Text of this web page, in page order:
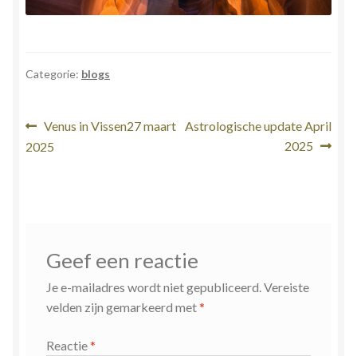
Categorie: blogs
Bericht
navigatie
Vorig
bericht:
Venus in Vissen27 maart
2025
Volgend
Astrologische update April
2025
Geef een reactie
Je e-mailadres wordt niet gepubliceerd.Vereiste
velden zijn gemarkeerd met*
Reactie*